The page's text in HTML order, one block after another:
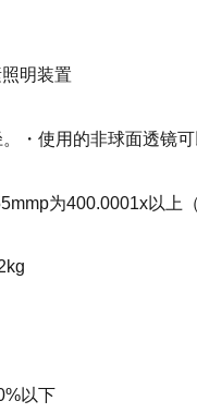
明装置
・使用的非球面透镜
为400.0001x以上
以下